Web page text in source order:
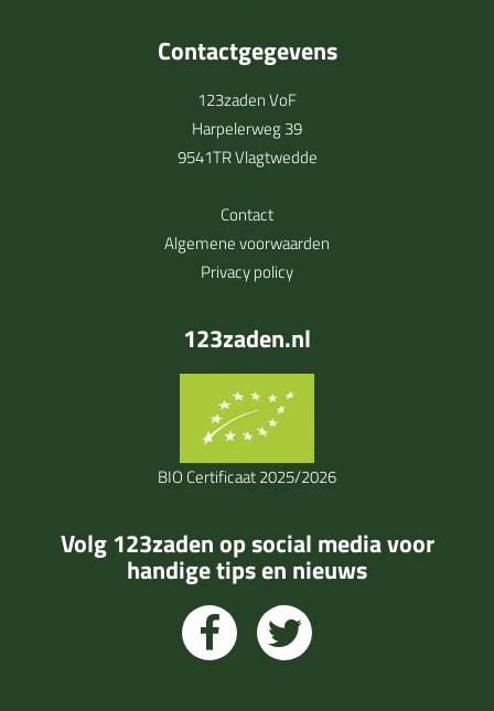
Contactgegevens
123zaden VoF
Harpelerweg 39
9541TR Vlagtwedde
Contact
Algemene voorwaarden
Privacy policy
123zaden.nl
BIO Certificaat 2025/2026
Volg 123zaden op social media voor
handige tips en nieuws